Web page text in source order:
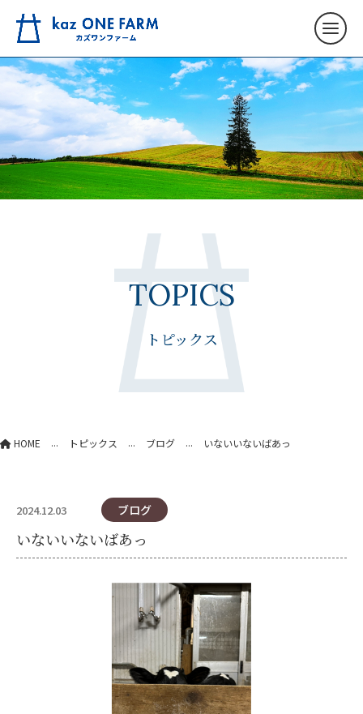
TOPICS
トピックス
HOME ... トピックス ... ブログ ... いないいないばあっ
2024.12.03 ブログ
いないいないばあっ